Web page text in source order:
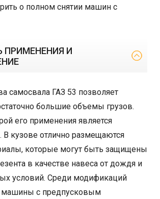
о полном снятии машин с
ПРИМЕНЕНИЯ И
самосвала ГАЗ 53 позволяет
большие объемы грузов.
его применения является
В кузове отлично размещаются
которые могут быть защищены
в качестве навеса от дождя и
условий. Среди модификаций
машины с предпусковым